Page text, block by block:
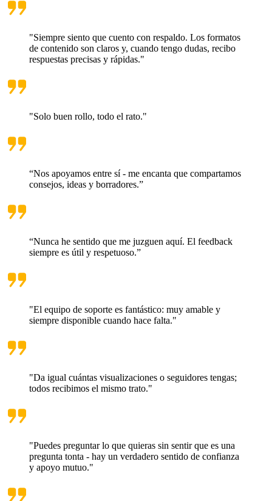
"Siempre siento que cuento con respaldo. Los formatos
de contenido son claros y, cuando tengo dudas, recibo
respuestas precisas y rápidas."
"Solo buen rollo, todo el rato."
“Nos apoyamos entre sí - me encanta que compartamos
consejos, ideas y borradores.”
“Nunca he sentido que me juzguen aquí. El feedback
siempre es útil y respetuoso.”
"El equipo de soporte es fantástico: muy amable y
siempre disponible cuando hace falta."
"Da igual cuántas visualizaciones o seguidores tengas;
todos recibimos el mismo trato."
"Puedes preguntar lo que quieras sin sentir que es una
pregunta tonta - hay un verdadero sentido de confianza
y apoyo mutuo."